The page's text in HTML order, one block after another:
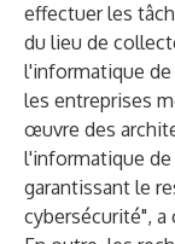
effectuer les
du lieu de
l'informatique de
les entreprises
œuvre des
l'informatique
garantissant le
cybersécurité", a